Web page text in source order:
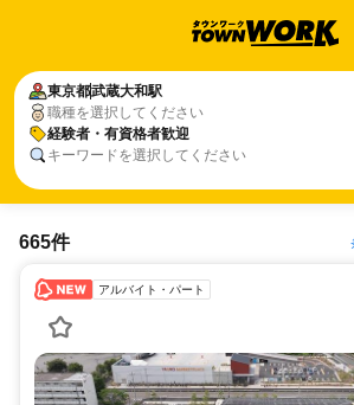
東京都武蔵大和駅
職種を選択してください
経験者・有資格者歓迎
キーワードを選択してください
665件
アルバイト・パート